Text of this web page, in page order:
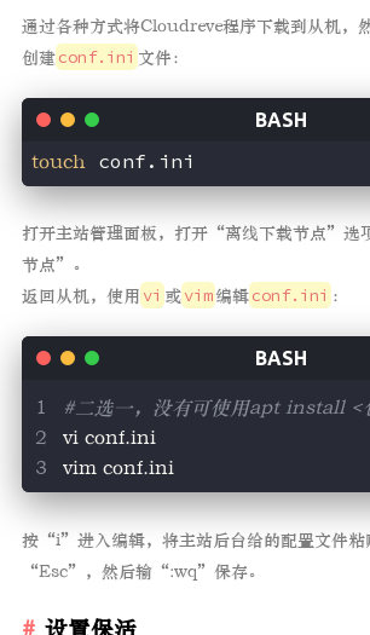
通过各种方式将Cloudreve程序下载到从机，
创建conf.ini 文件：
touch
打开主站管理面板，打开“离线下载节点”选
节点”。
返回从机，使用 vi 或vim编辑conf.ini ：
#二选一，没有可使用apt install <
vi conf.ini
vim conf.ini
按“i”进入编辑，将主站后台给的配置文件粘
“Esc”，然后输“:wq”保存。
设置保活